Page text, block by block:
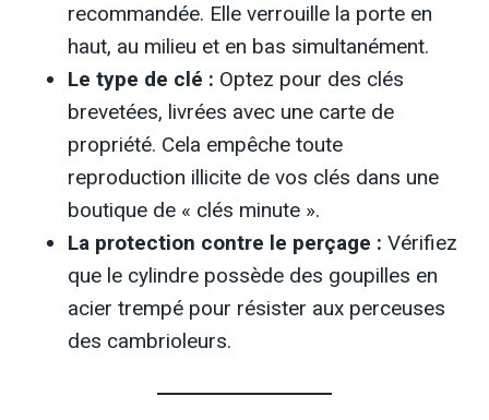
recommandée. Elle verrouille la porte en
haut, au milieu et en bas simultanément.
Le type de clé : Optez pour des clés
brevetées, livrées avec une carte de
propriété. Cela empêche toute
reproduction illicite de vos clés dans une
boutique de « clés minute ».
La protection contre le perçage : Vérifiez
que le cylindre possède des goupilles en
acier trempé pour résister aux perceuses
des cambrioleurs.